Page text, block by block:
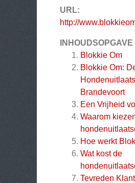
URL:
http://
INHOUDSOPGAVE
Blokkie Om
Blokkie Om:
Brandevoort
Een Vrijheid
Waarom
Hoe werkt
Wat kost de
Tevreden